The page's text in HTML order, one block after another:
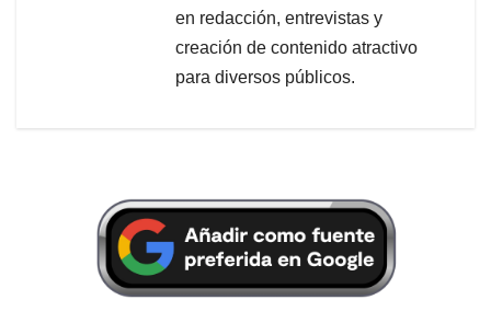
en redacción, entrevistas y
creación de contenido atractivo
para diversos públicos.